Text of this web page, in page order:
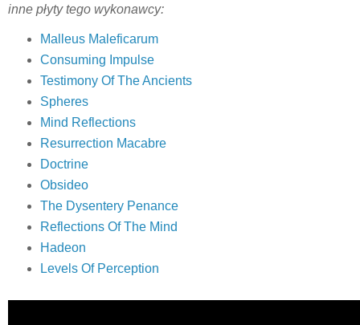
inne płyty tego wykonawcy:
Malleus Maleficarum
Consuming Impulse
Testimony Of The Ancients
Spheres
Mind Reflections
Resurrection Macabre
Doctrine
Obsideo
The Dysentery Penance
Reflections Of The Mind
Hadeon
Levels Of Perception